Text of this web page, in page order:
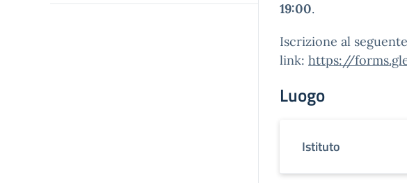
19:00.
Iscrizione al seguente
link: https://
Luogo
Istituto